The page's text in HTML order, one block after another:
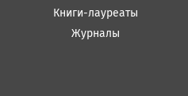
Книги-лауреаты
Журналы